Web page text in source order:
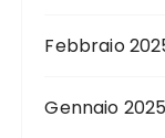
Febbraio
Gennaio 2025